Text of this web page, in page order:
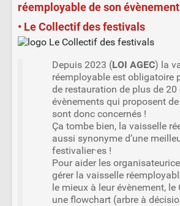
réemployable de son évènement
• Le Collectif des festivals
Depuis 2023 (LOI AGEC) la
réemployable est obligatoire
de restauration de plus de 20
évènements qui proposent
sont donc concernés !
Ça tombe bien, la vaisselle
aussi synonyme d’une
festivalier·es !
Pour aider les
gérer la vaisselle
le mieux à leur évènement, le
une flowchart (arbre à